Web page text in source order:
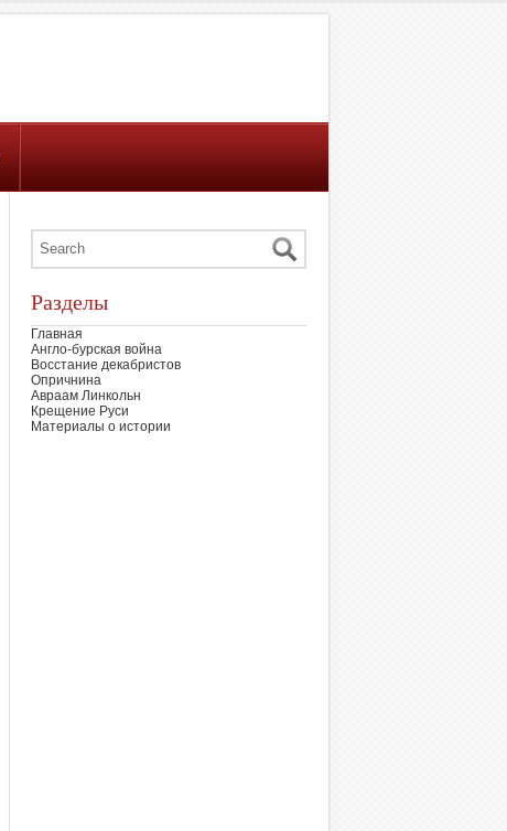
Разделы
Главная
Англо-бурская война
Восстание декабристов
Опричнина
Авраам Линкольн
Крещение Руси
Материалы о истории